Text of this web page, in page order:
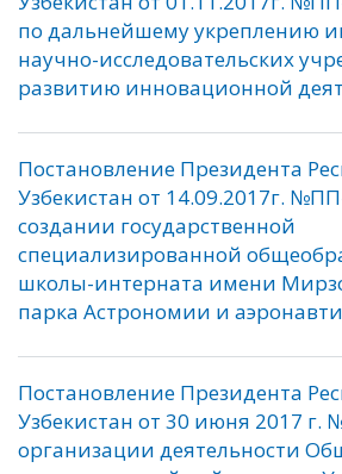
по дальнейшему укреплению
научно-исследовательских
развитию инновационной
Постановление Президента
Узбекистан от 14.09.2017г.
создании государственной
специализированной
школы-интерната имени
парка Астрономии и
Постановление Президента
Узбекистан от 30 июня 2017 г.
организации деятельности